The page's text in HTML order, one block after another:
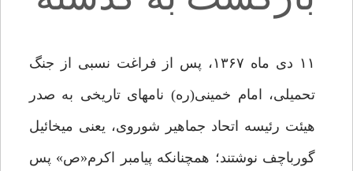
۱۱ دی ماه ۱۳۶۷، پس از فراغت نسبی از جنگ
تحمیلی، امام خمینی­(ره) نامه­ای تاریخی به صدر
هیئت رئیسه اتحاد جماهیر شوروى، یعنی میخائیل
گورباچف نوشتند؛ همچنانکه پیامبر اکرم«ص» پس